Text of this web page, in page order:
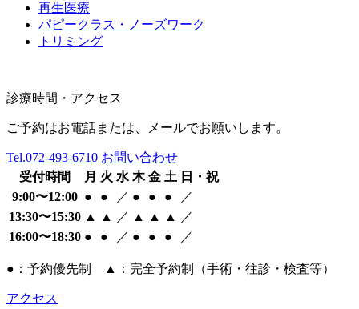
再生医療
パピークラス・ノーズワーク
トリミング
診療時間・アクセス
ご予約はお電話または、メールでお願いします。
Tel.072-493-6710 お問い合わせ
受付時間
月 火 水 木 金 土 日・祝
9:00〜12:00 ● ● ／ ● ● ●
／
13:30〜15:30 ▲ ▲ ／ ▲ ▲ ▲
／
16:00〜18:30 ● ● ／ ● ● ● ／
●：予約優先制 ▲：完全予約制（手術・往診・検査等）
アクセス